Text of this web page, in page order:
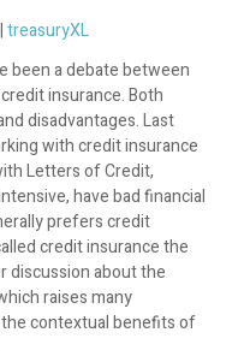
|treasuryXL
been a debate between
insurance. Both
disadvantages. Last
with credit insurance
Letters of Credit,
have bad financial
prefers credit
credit insurance the
discussion about the
raises many
contextual benefits of